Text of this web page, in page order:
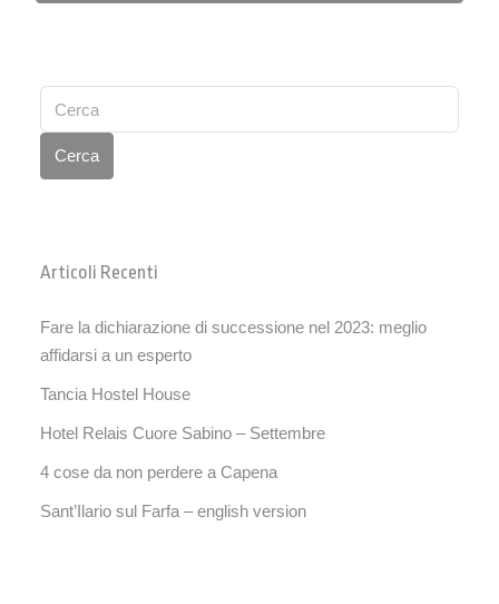
Cerca
Articoli Recenti
Fare la dichiarazione di successione nel 2023: meglio
affidarsi a un esperto
Tancia Hostel House
Hotel Relais Cuore Sabino – Settembre
4 cose da non perdere a Capena
Sant’Ilario sul Farfa – english version